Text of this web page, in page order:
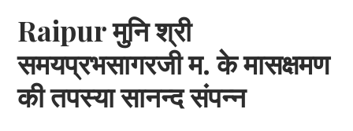
Raipur मुनि श्री
समयप्रभसागरजी म. के मासक्षमण
की तपस्या सानन्द संपन्न